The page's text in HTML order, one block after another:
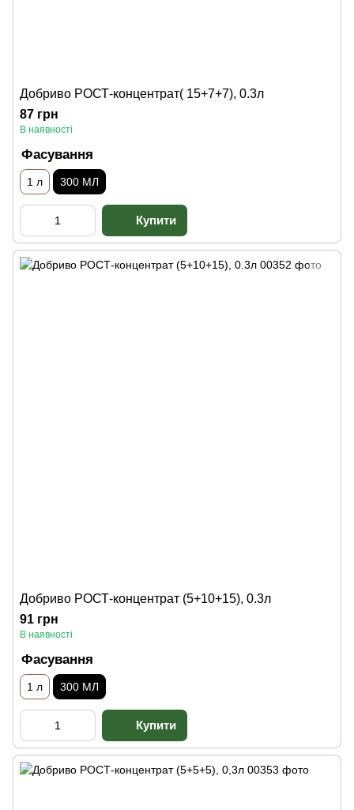
Добриво РОСТ-концентрат( 15+7+7), 0.3л
87 грн
В наявності
Фасування
1 л 300 МЛ
Добриво РОСТ-концентрат (5+10+15), 0.3л
91 грн
В наявності
Фасування
1 л 300 МЛ